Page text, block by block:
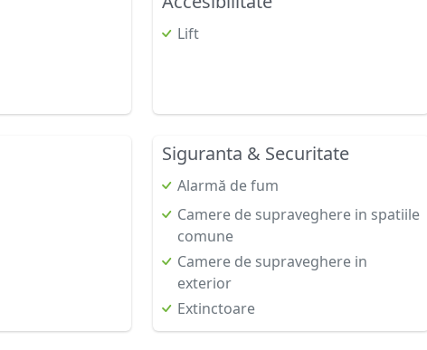
Lift
Siguranta & Securitate
Alarmă de fum
Camere de supraveghere in spatiile
comune
Camere de supraveghere in
exterior
Extinctoare